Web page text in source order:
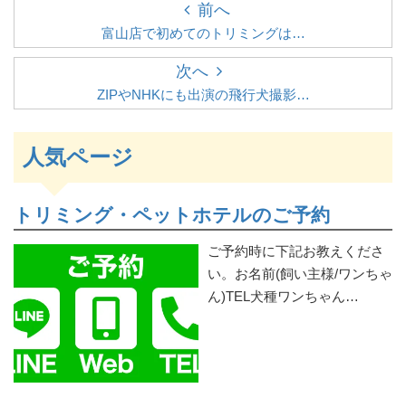
前へ
富山店で初めてのトリミングは…
次へ
ZIPやNHKにも出演の飛行犬撮影…
人気ページ
トリミング・ペットホテルのご予約
ご予約時に下記お教えくださ
い。お名前(飼い主様/ワンちゃ
ん)TEL犬種ワンちゃん…